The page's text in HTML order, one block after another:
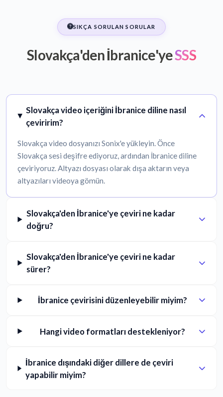
SIKÇA SORULAN SORULAR
Slovakça'den İbranice'yeSSS
Slovakça video içeriğini İbranice diline nasıl
çeviririm?
Slovakça video dosyanızı Sonix'e yükleyin. Önce
Slovakça sesi deşifre ediyoruz, ardından İbranice diline
çeviriyoruz. Altyazı dosyası olarak dışa aktarın veya
altyazıları videoya gömün.
Slovakça'den İbranice'ye çeviri ne kadar
doğru?
Slovakça'den İbranice'ye çeviri ne kadar
sürer?
İbranice çevirisini düzenleyebilir miyim?
Hangi video formatları destekleniyor?
İbranice dışındaki diğer dillere de çeviri
yapabilir miyim?